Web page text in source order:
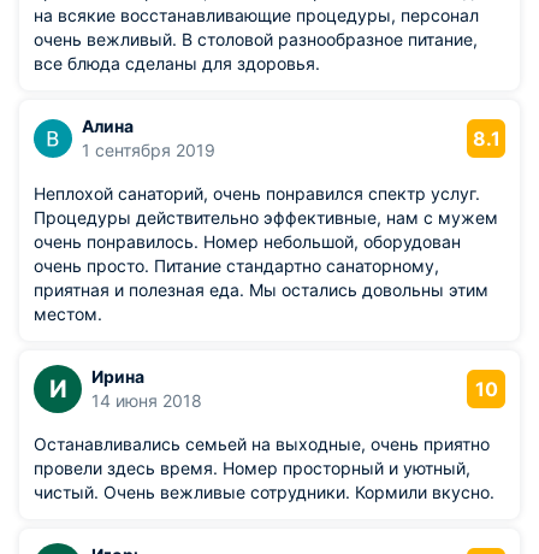
на всякие восстанавливающие процедуры, персонал
очень вежливый. В столовой разнообразное питание,
все блюда сделаны для здоровья.
Алина
1 сентября 2019
8.1
Неплохой санаторий, очень понравился спектр услуг.
Процедуры действительно эффективные, нам с мужем
очень понравилось. Номер небольшой, оборудован
очень просто. Питание стандартно санаторному,
приятная и полезная еда. Мы остались довольны этим
местом.
И
Ирина
14 июня 2018
10
Останавливались семьей на выходные, очень приятно
провели здесь время. Номер просторный и уютный,
чистый. Очень вежливые сотрудники. Кормили вкусно.